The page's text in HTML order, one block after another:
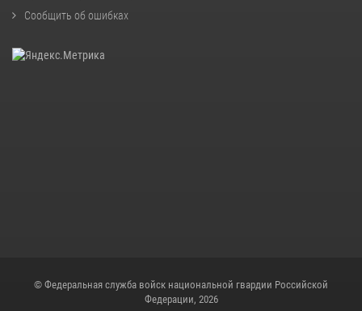
Сообщить об ошибках
© Федеральная служба войск национальной гвардии Российской
Федерации, 2026